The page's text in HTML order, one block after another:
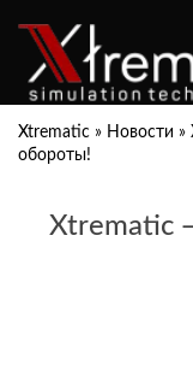
Xtrematic » Новости »
обороты!
Xtrematic